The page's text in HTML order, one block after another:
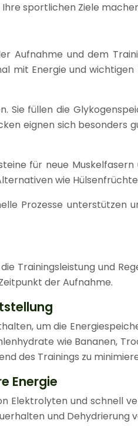
sportlichen Ziele
Aufnahme und dem
Energie und
füllen die
eignen sich besonders
für neue
wie
Prozesse unterstützen
Trainingsleistung und
der Aufnahme.
um die
wie Bananen,
des Trainings zu
Energie
Elektrolyten und schnell
und Dehydrierung